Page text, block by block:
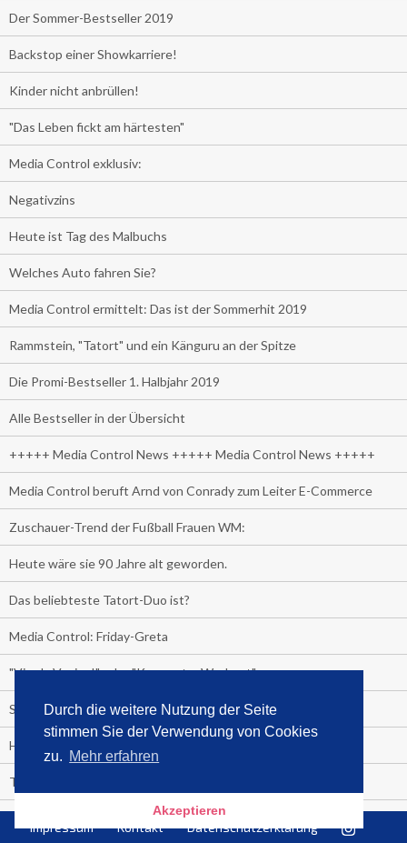
Durch die weitere Nutzung der Seite
stimmen Sie der Verwendung von Cookies
zu. Mehr erfahren
Akzeptieren
Der Sommer-Bestseller 2019
Backstop einer Showkarriere!
Kinder nicht anbrüllen!
"Das Leben fickt am härtesten"
Media Control exklusiv:
Negativzins
Heute ist Tag des Malbuchs
Welches Auto fahren Sie?
Media Control ermittelt: Das ist der Sommerhit 2019
Rammstein, "Tatort" und ein Känguru an der Spitze
Die Promi-Bestseller 1. Halbjahr 2019
Alle Bestseller in der Übersicht
+++++ Media Control News +++++ Media Control News +++++
Media Control beruft Arnd von Conrady zum Leiter E-Commerce
Zuschauer-Trend der Fußball Frauen WM:
Heute wäre sie 90 Jahre alt geworden.
Das beliebteste Tatort-Duo ist?
Media Control: Friday-Greta
"Viva la Vagina!" oder "Kamasutra Workout":
Senna Gammour erhält Spitzenfeder für meistverkauftes Buch
Heute ist Welttag des Buches!
TV-Marktanteile auf einen Blick
Impressum Kontakt Datenschutzerklärung